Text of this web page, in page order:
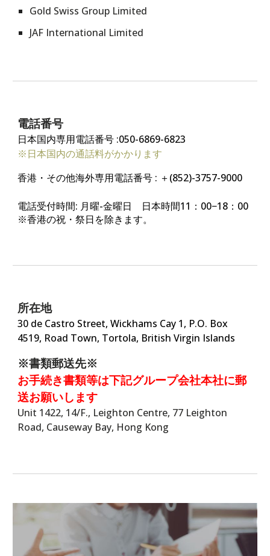
Gold Swiss Group Limited
JAF International Limited
電話番号
日本国内専用電話番号 :050-6869-6823
※日本国内の通話料がかかります
香港・その他海外専用電話番号 : ＋(852)-3757-9000
電話受付時間: 月曜-金曜日 日本時間11：00−18：00
※香港の祝・祭日を除きます。​​​​​​​
所在地
30 de Castro Street, Wickhams Cay 1, P.O. Box
4519, Road Town, Tortola, British Virgin Islands
※書類郵送先※
お手続き書類等は下記グループ会社本社に郵
送お願いします
Unit 1422, 14/F., Leighton Centre, 77 Leighton
Road, Causeway Bay, Hong Kong